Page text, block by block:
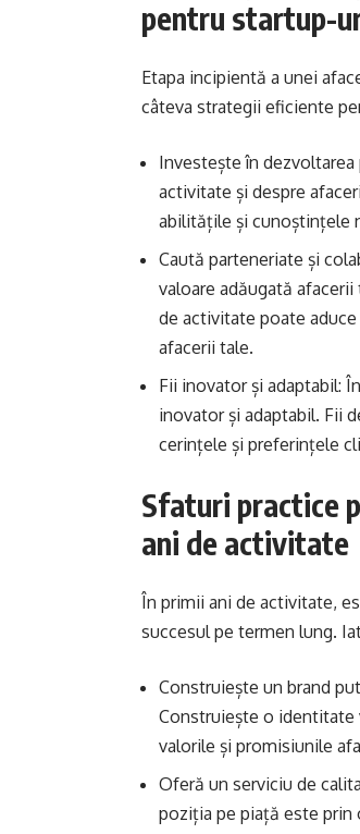
pentru startup-
Etapa incipientă a unei
câteva strategii eficiente
Investește în
activitate și despre
abilitățile și cunoștințele
Caută parteneriate și
valoare adăugată
de activitate poate
afacerii tale.
Fii inovator și adaptabil:
inovator și adaptabil. Fii
cerințele și preferințele
Sfaturi practice
ani de activitate
În primii ani de activitate,
succesul pe termen lung.
Construiește un brand
Construiește o identitate
valorile și promisiunile
Oferă un serviciu de
poziția pe piață este prin